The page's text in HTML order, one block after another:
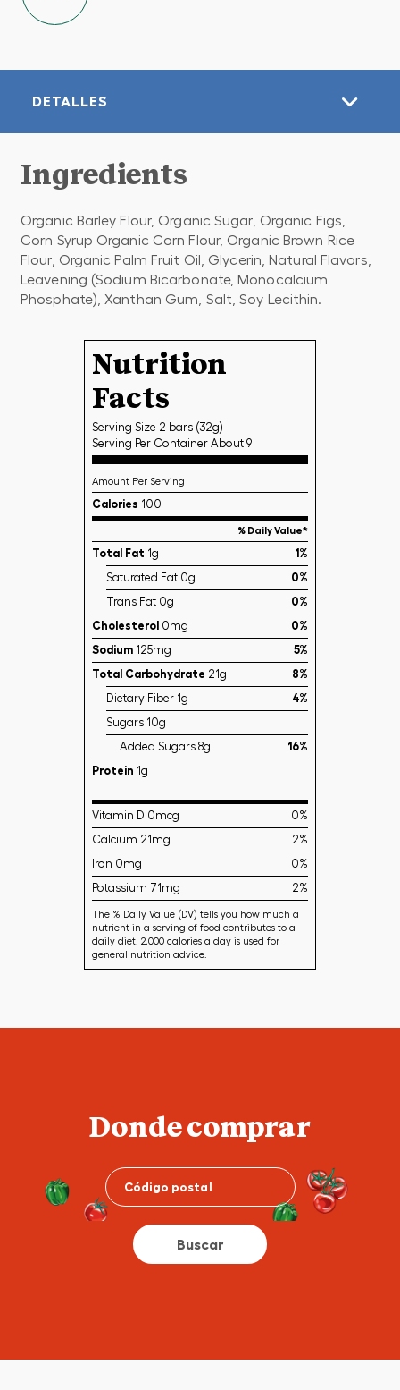
DETALLES
Ingredients
Organic Barley Flour, Organic Sugar, Organic Figs,
Corn Syrup Organic Corn Flour, Organic Brown Rice
Flour, Organic Palm Fruit Oil, Glycerin, Natural Flavors,
Leavening (Sodium Bicarbonate, Monocalcium
Phosphate), Xanthan Gum, Salt, Soy Lecithin.
Nutrition
Facts
Serving Size 2 bars (32g)
Serving Per Container About 9
Amount Per Serving
Calories 100
% Daily Value*
Total Fat 1g
1%
Saturated Fat 0g
0%
Trans Fat 0g
0%
Cholesterol 0mg
0%
Sodium 125mg
5%
Total Carbohydrate 21g
8%
Dietary Fiber 1g
4%
Sugars 10g
Added Sugars 8g
16%
Protein 1g
Vitamin D 0mcg
0%
Calcium 21mg
2%
Iron 0mg
0%
Potassium 71mg
2%
The % Daily Value (DV) tells you how much a
nutrient in a serving of food contributes to a
daily diet. 2,000 calories a day is used for
general nutrition advice.
Donde comprar